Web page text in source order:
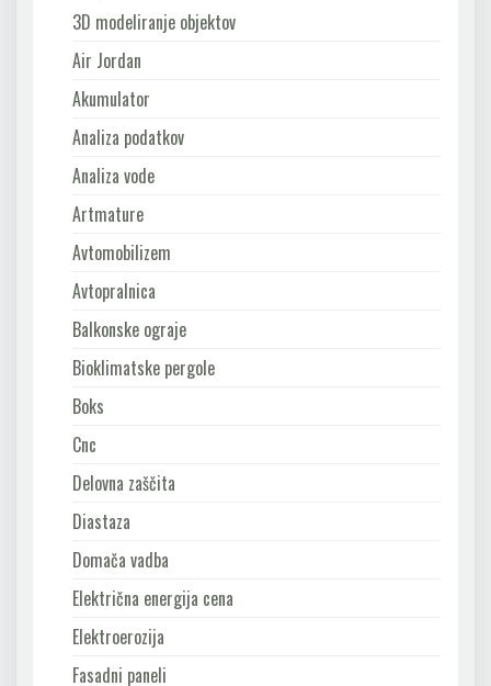
3D modeliranje objektov
Air Jordan
Akumulator
Analiza podatkov
Analiza vode
Artmature
Avtomobilizem
Avtopralnica
Balkonske ograje
Bioklimatske pergole
Boks
Cnc
Delovna zaščita
Diastaza
Domača vadba
Električna energija cena
Elektroerozija
Fasadni paneli